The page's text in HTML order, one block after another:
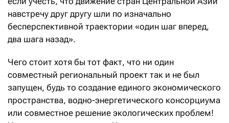
навстречу друг другу шли по изначально
бесперспективной траектории «один шаг вперед,
два шага назад».
Чего стоит хотя бы тот факт, что ни один
совместный региональный проект так и не был
запущен, будь то создание единого экономического
пространства, водно-энергетического консорциума
или совместное решение экологических проблем!